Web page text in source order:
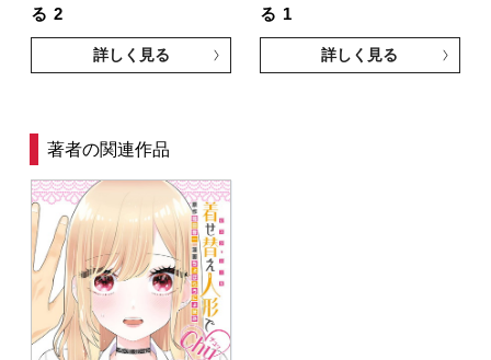
る 2
詳しく見る
る 1
詳しく見る
著者の関連作品